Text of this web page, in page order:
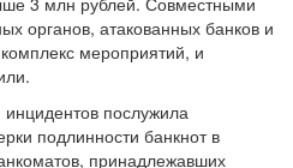
органов, атакованных банков и
мероприятий, и
послужила
подлинности банкнот в
принадлежавших